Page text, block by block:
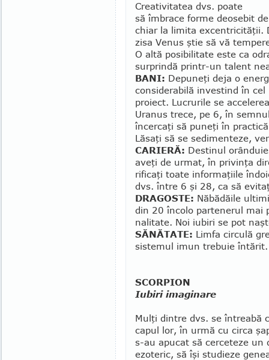
Creativitatea dvs. poate
să îmbrace forme deosebit
chiar la limita excentricităţii.
zisa Venus ştie să vă
O altă posibilitate este ca
surprindă printr-un talent
BANI: Depuneţi deja o
considerabilă investind în
proiect. Lu­cru­rile se
Uranus trece, pe 6, în
încercaţi să puneţi în
Lăsaţi să se sedi­menteze,
CARIERĂ: Destinul
aveţi de urmat, în pri­vinţa
rificaţi toate informaţiile
dvs. între 6 şi 28, ca să
DRAGOSTE: Năbădăile
din 20 încolo parte­nerul mai
nalitate. Noi iubiri se pot
SĂNĂTATE: Limfa circulă
sistemul imun tre­buie întărit.
SCORPION
Iubiri imaginare
Mulţi dintre dvs. se întreabă
capul lor, în urmă cu circa
s-au apucat să cerceteze un
ezoteric, să îşi studieze